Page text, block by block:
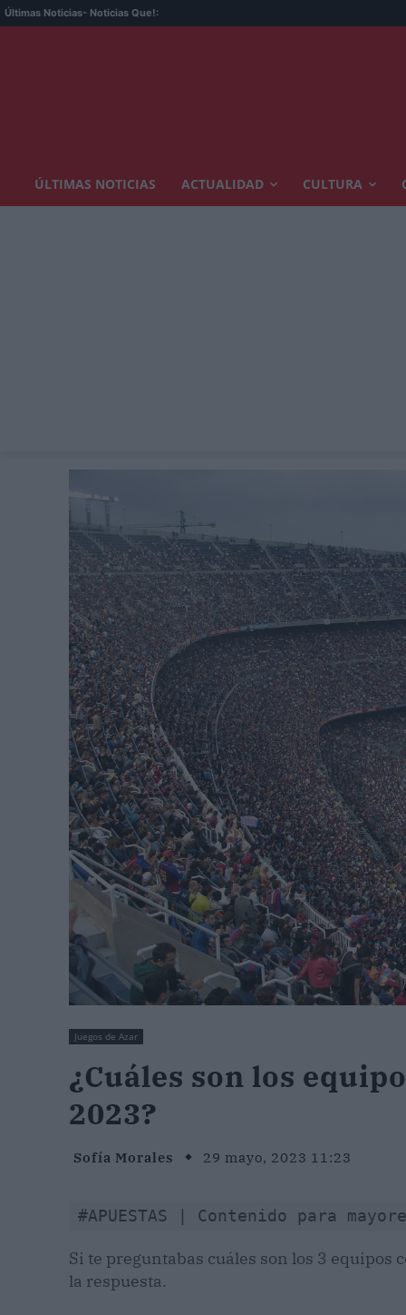
Últimas Noticias- Noticias Que!:
ÚLTIMAS NOTICIAS ACTUALIDAD CULTURA
Juegos de Azar
¿Cuáles son los
2023?
Sofía Morales 29 mayo, 2023 11:23
#APUESTAS | Contenido para
Si te preguntabas cuáles son los 3 equipos
la respuesta.